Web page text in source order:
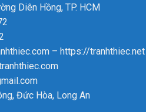
Diên Hồng, TP. HCM
– https://tranhthiec.net
Đức Hòa, Long An